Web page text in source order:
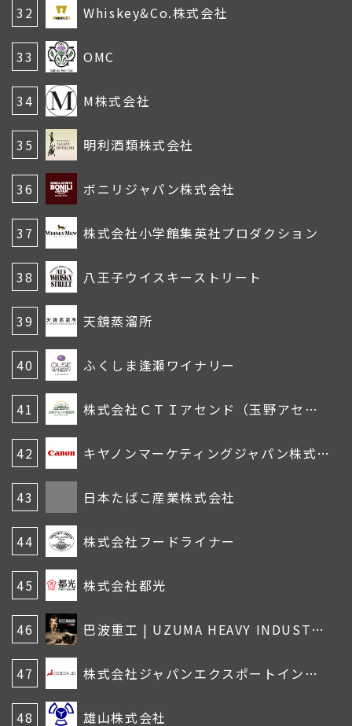
32 Whiskey&Co.株式会社
33 OMC
34 M株式会社
35 明利酒類株式会社
36 ボニリジャパン株式会社
37 株式会社小学館集英社プロダクション
38 八王子ウイスキーストリート
39 天鏡蒸溜所
40 ふくしま逢瀬ワイナリー
41 株式会社ＣＴＩアセンド（玉野アセンド蒸留所）
42 キヤノンマーケティングジャパン株式会社
43 日本たばこ産業株式会社
44 株式会社フードライナー
45 株式会社都光
46 巴波重工 | UZUMA HEAVY INDUSTRIES
47 株式会社ジャパンエクスポートインポート
48 雄山株式会社